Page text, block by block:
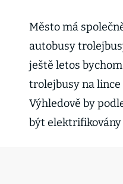
Město má
autobusy
ještě letos
trolejbusy na lince
Výhledově by
být elektrifikovány